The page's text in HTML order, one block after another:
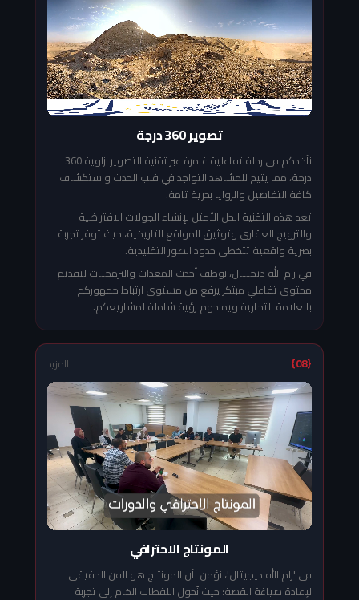
تصوير 360 درجة
نأخذكم في رحلة تفاعلية غامرة عبر تقنية التصوير بزاوية 360
درجة، مما يتيح للمشاهد التواجد في قلب الحدث واستكشاف
كافة التفاصيل والزوايا بحرية تامة.
تعد هذه التقنية الحل الأمثل لإنشاء الجولات الافتراضية
والترويج العقاري وتوثيق المواقع التاريخية، حيث توفر تجربة
بصرية واقعية تتخطى حدود الصور التقليدية.
في رام الله ديجيتال، نوظف أحدث المعدات والبرمجيات لتقديم
محتوى تفاعلي مبتكر يرفع من مستوى ارتباط جمهوركم
بالعلامة التجارية ويمنحهم رؤية شاملة لمشاريعكم.
{08} للمزيد
المونتاج الاحترافي
في 'رام الله ديجيتال'، نؤمن بأن المونتاج هو الفن الحقيقي
لإعادة صياغة القصة؛ حيث نُحول اللقطات الخام إلى تجربة